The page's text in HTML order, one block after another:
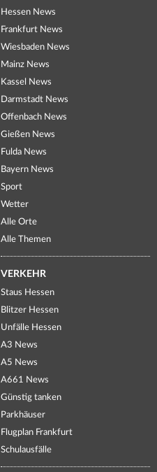
Hessen News
Frankfurt News
Wiesbaden News
Mainz News
Kassel News
Darmstadt News
Offenbach News
Gießen News
Fulda News
Bayern News
Sport
Wetter
Alle Orte
Alle Themen
VERKEHR
Staus Hessen
Blitzer Hessen
Unfälle Hessen
A3 News
A5 News
A661 News
Günstig tanken
Parkhäuser
Flugplan Frankfurt
Schulausfälle